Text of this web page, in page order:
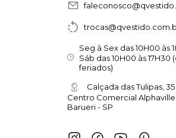
Seg à Sex das 10H00 às
Sáb das 10H00 às 17H30
feriados)
Calçada das Tulipas, 35
Centro Comercial
Barueri - SP